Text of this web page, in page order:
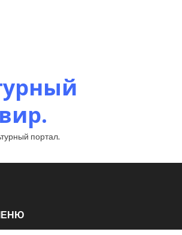
портал.